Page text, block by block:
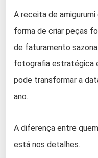
A receita de
forma de criar peças
de faturamento
fotografia estratégica
pode transformar a
ano.
A diferença entre
está nos detalhes.